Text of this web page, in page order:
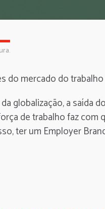
do mercado do
globalização, a saída
de trabalho faz
ter um Employer